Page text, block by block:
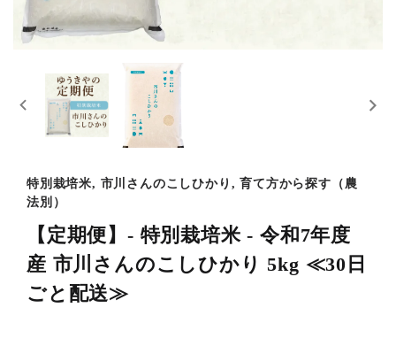
特別栽培米, 市川さんのこしひかり, 育て方から探す（農
法別）
【定期便】- 特別栽培米 - 令和7年度
産 市川さんのこしひかり 5kg ≪30日
ごと配送≫